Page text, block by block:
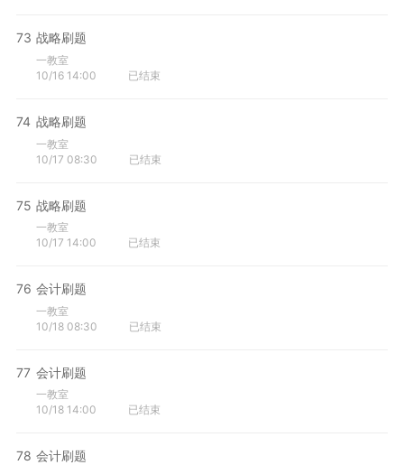
73 战略刷题
一教室
10/16 14:00
已结束
74 战略刷题
一教室
10/17 08:30
已结束
75 战略刷题
一教室
10/17 14:00
已结束
76 会计刷题
一教室
10/18 08:30
已结束
77 会计刷题
一教室
10/18 14:00
已结束
78 会计刷题